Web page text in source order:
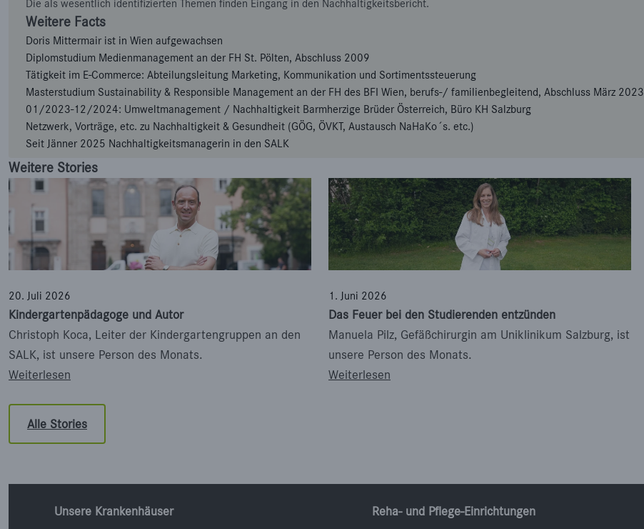
Die als wesentlich identifizierten Themen finden Eingang in den Nachhaltigkeitsbericht.
Weitere Facts
Doris Mittermair ist in Wien aufgewachsen
Diplomstudium Medienmanagement an der FH St. Pölten, Abschluss 2009
Tätigkeit im E-Commerce: Abteilungsleitung Marketing, Kommunikation und Sortimentssteuerung
Masterstudium Sustainability & Responsible Management an der FH des BFI Wien, berufs-/ familienbegleitend, Abschluss März 2023
01/2023-12/2024: Umweltmanagement / Nachhaltigkeit Barmherzige Brüder Österreich, Büro KH Salzburg
Netzwerk, Vorträge, etc. zu Nachhaltigkeit & Gesundheit (GÖG, ÖVKT, Austausch NaHaKo´s. etc.)
Seit Jänner 2025 Nachhaltigkeitsmanagerin in den SALK
Weitere Stories
20. Juli 2026
Kindergartenpädagoge und Autor
Christoph Koca, Leiter der Kindergartengruppen an den
SALK, ist unsere Person des Monats.
Weiterlesen
1. Juni 2026
Das Feuer bei den Studierenden entzünden
Manuela Pilz, Gefäßchirurgin am Uniklinikum Salzburg, ist
unsere Person des Monats.
Weiterlesen
Alle Stories
Unsere Krankenhäuser
Reha- und Pflege-Einrichtungen